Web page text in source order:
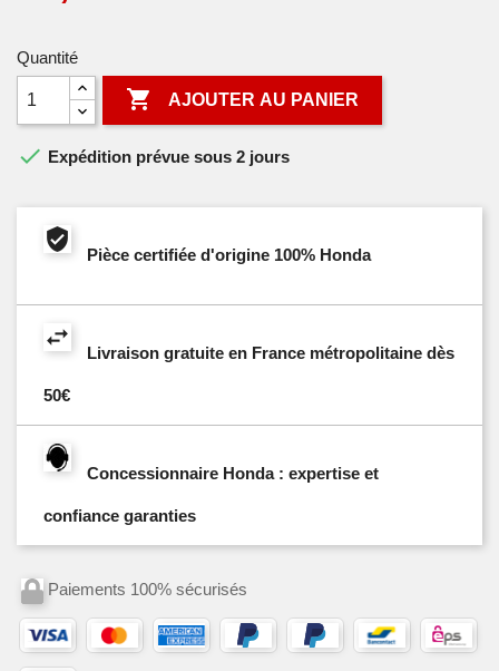
Quantité
 AJOUTER AU PANIER
 Expédition prévue sous 2 jours
Pièce certifiée d'origine 100% Honda
Livraison gratuite en France métropolitaine dès
50€
Concessionnaire Honda : expertise et
confiance garanties
Paiements 100% sécurisés